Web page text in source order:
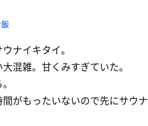
ナイキタイ。
混雑。甘くみすぎていた。
がもったいないので先にサウナ